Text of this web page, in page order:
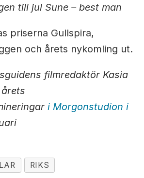
till jul Sune – best man
priserna Gullspira,
och årets nykomling ut.
filmredaktör Kasia
i Morgonstudion i
RIKS